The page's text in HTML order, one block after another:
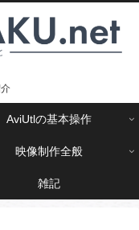
AviUtlの基本操作
映像制作全般
雑記